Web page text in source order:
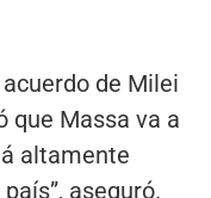
de Milei
que Massa va a
altamente
aseguró.